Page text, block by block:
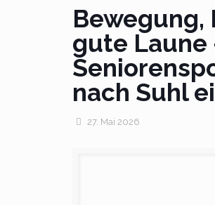
Bewegung,
gute Laune
nach Suhl
27. Mai 2026